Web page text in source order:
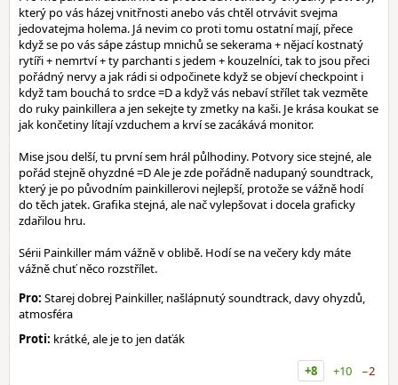
který po vás házej vnitřnosti anebo vás chtěl otrvávit svejma
jedovatejma holema. Já nevim co proti tomu ostatní mají, přece
když se po vás sápe zástup mnichů se sekerama + nějací kostnatý
rytíři + nemrtví + ty parchanti s jedem + kouzelníci, tak to jsou přeci
pořádný nervy a jak rádi si odpočinete když se objeví checkpoint i
když tam bouchá to srdce =D a když vás nebaví střílet tak vezměte
do ruky painkillera a jen sekejte ty zmetky na kaši. Je krása koukat se
jak končetiny lítají vzduchem a krví se zacákává monitor.
Mise jsou delší, tu první sem hrál půlhodiny. Potvory sice stejné, ale
pořád stejně ohyzdné =D Ale je zde pořádně nadupaný soundtrack,
který je po původním painkillerovi nejlepší, protože se vážně hodí
do těch jatek. Grafika stejná, ale nač vylepšovat i docela graficky
zdařilou hru.
Sérii Painkiller mám vážně v oblibě. Hodí se na večery kdy máte
vážně chuť něco rozstřílet.
Pro: Starej dobrej Painkiller, našlápnutý soundtrack, davy ohyzdů,
atmosféra
Proti: krátké, ale je to jen daťák
+8
+10 −2